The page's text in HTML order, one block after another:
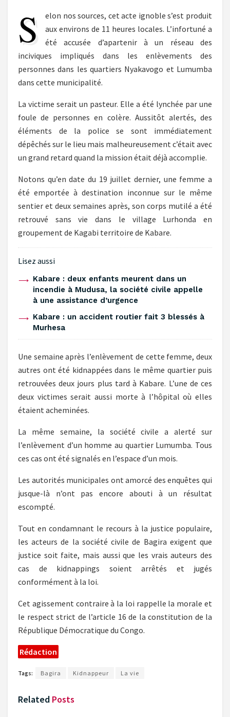
S
elon nos sources, cet acte ignoble s’est produit
aux environs de 11 heures locales. L’infortuné a
été accusée d’apartenir à un réseau des
inciviques impliqués dans les enlèvements des
personnes dans les quartiers Nyakavogo et Lumumba
dans cette municipalité.
La victime serait un pasteur. Elle a été lynchée par une
foule de personnes en colère. Aussitôt alertés, des
éléments de la police se sont immédiatement
dépêchés sur le lieu mais malheureusement c’était avec
un grand retard quand la mission était déjà accomplie.
Notons qu’en date du 19 juillet dernier, une femme a
été emportée à destination inconnue sur le même
sentier et deux semaines après, son corps mutilé a été
retrouvé sans vie dans le village Lurhonda en
groupement de Kagabi territoire de Kabare.
Lisez aussi
Kabare : deux enfants meurent dans un
incendie à Mudusa, la société civile appelle
à une assistance d’urgence
‎Kabare : un accident routier fait 3 blessés à
Murhesa ‎
Une semaine après l’enlèvement de cette femme, deux
autres ont été kidnappées dans le même quartier puis
retrouvées deux jours plus tard à Kabare. L’une de ces
deux victimes serait aussi morte à l’hôpital où elles
étaient acheminées.
La même semaine, la société civile a alerté sur
l’enlèvement d’un homme au quartier Lumumba. Tous
ces cas ont été signalés en l’espace d’un mois.
Les autorités municipales ont amorcé des enquêtes qui
jusque-là n’ont pas encore abouti à un résultat
escompté.
Tout en condamnant le recours à la justice populaire,
les acteurs de la société civile de Bagira exigent que
justice soit faite, mais aussi que les vrais auteurs des
cas de kidnappings soient arrêtés et jugés
conformément à la loi.
Cet agissement contraire à la loi rappelle la morale et
le respect strict de l’article 16 de la constitution de la
République Démocratique du Congo.
Rédaction
Tags: Bagira Kidnappeur La vie
Related Posts